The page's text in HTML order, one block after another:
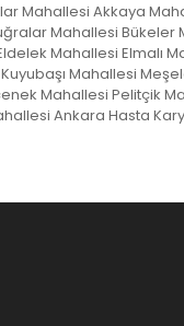
Mahallesi Akkaya
Mahallesi
Mahallesi Elmalı
Mahallesi
Mahallesi Pelitçik
Ankara Hasta